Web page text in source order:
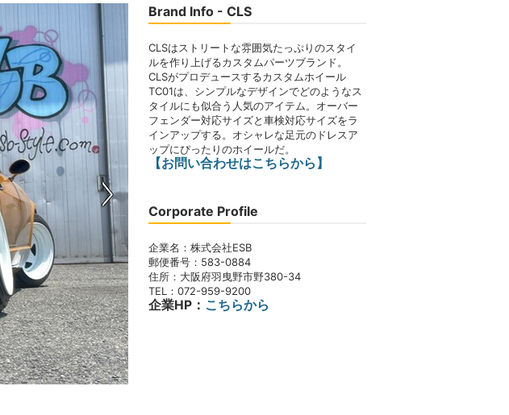
Brand Info - CLS
CLSはストリートな雰囲気たっぷりのスタイ
ルを作り上げるカスタムパーツブランド。
CLSがプロデュースするカスタムホイール
TC01は、シンプルなデザインでどのようなス
タイルにも似合う人気のアイテム。オーバー
フェンダー対応サイズと車検対応サイズをラ
インアップする。オシャレな足元のドレスア
ップにぴったりのホイールだ。
【お問い合わせはこちらから】
Corporate Profile
企業名：株式会社ESB
郵便番号：583-0884
住所：大阪府羽曳野市野380-34
TEL：072-959-9200
企業HP： こちらから